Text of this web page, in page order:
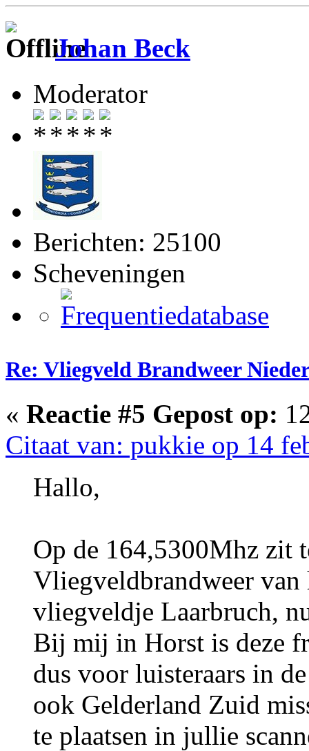
Johan Beck
Moderator
Berichten: 25100
Scheveningen
Re: Vliegveld Brandweer
« Reactie #5 Gepost op:
Citaat van: pukkie op 14
Hallo,
Op de 164,5300Mhz zit
Vliegveldbrandweer
vliegveldje Laarbruch,
Bij mij in Horst is deze
dus voor luisteraars in
ook Gelderland Zuid
te plaatsen in jullie